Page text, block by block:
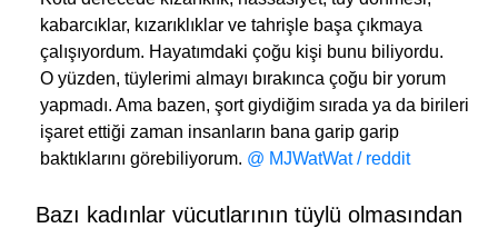
kabarcıklar, kızarıklıklar ve tahrişle başa çıkmaya
çalışıyordum. Hayatımdaki çoğu kişi bunu biliyordu.
O yüzden, tüylerimi almayı bırakınca çoğu bir yorum
yapmadı. Ama bazen, şort giydiğim sırada ya da birileri
işaret ettiği zaman insanların bana garip garip
baktıklarını görebiliyorum. @ MJWatWat / reddit
Bazı kadınlar vücutlarının tüylü olmasından